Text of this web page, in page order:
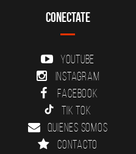
Conectate
YouTube
Instagram
Facebook
Tik Tok
Quienes somos
Contacto